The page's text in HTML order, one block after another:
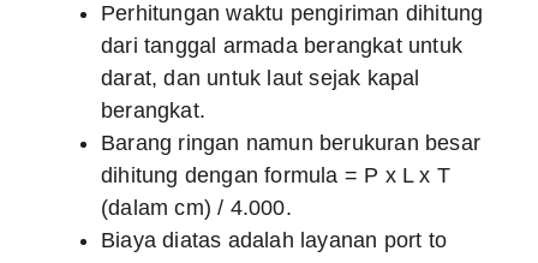
Perhitungan waktu pengiriman dihitung
dari tanggal armada berangkat untuk
darat, dan untuk laut sejak kapal
berangkat.
Barang ringan namun berukuran besar
dihitung dengan formula = P x L x T
(dalam cm) / 4.000.
Biaya diatas adalah layanan port to